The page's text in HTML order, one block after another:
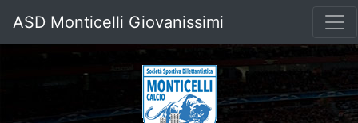
ASD Monticelli Giovanissimi